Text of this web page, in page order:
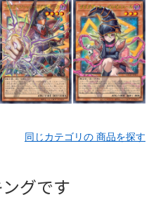
同じカテゴリの 商品を探す
グです